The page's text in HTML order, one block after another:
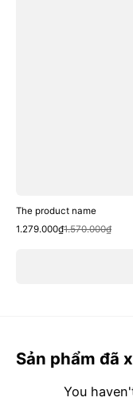
The product name
Sale
1.279.000₫
Regular
1.570.000₫
Sản phẩm đã
You